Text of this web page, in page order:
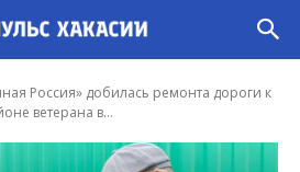
Россия» добилась ремонта дороги к
ветерана в...